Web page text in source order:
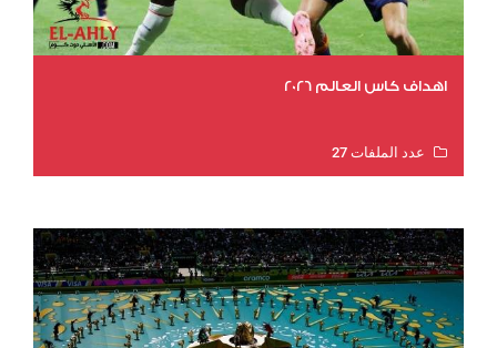
اهداف كاس العالم 2026
عدد الملفات 27